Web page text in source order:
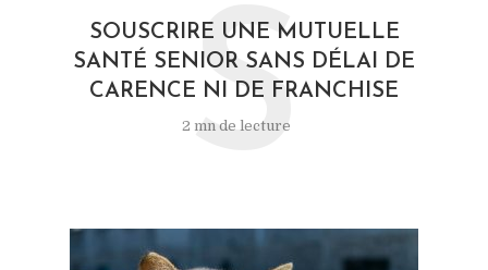
SOUSCRIRE UNE MUTUELLE
SANTÉ SENIOR SANS DÉLAI DE
CARENCE NI DE FRANCHISE
2 mn de lecture
S